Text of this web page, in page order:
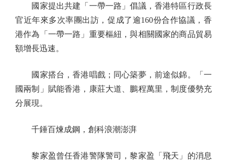
國家提出共建「一帶一路」倡議，香港特區行政長
官近年來多次率團出訪，促成了逾160份合作協議，香
港作為「一帶一路」重要樞紐，與相關國家的商品貿易
額增長迅速。
國家搭台，香港唱戲；同心築夢，前途似錦。「一
國兩制」賦能香港，康莊大道、鵬程萬里，制度優勢充
分展現。
千錘百煉成鋼，創科浪潮澎湃
黎家盈曾任香港警隊警司，黎家盈「飛天」的消息